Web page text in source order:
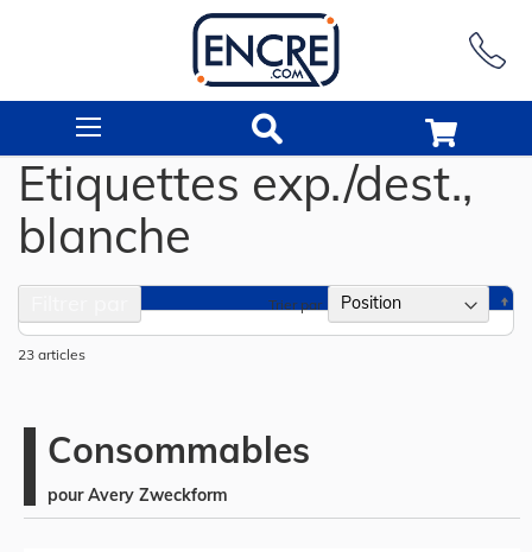
Etiquettes exp./dest.,
blanche
23 articles
Trier par
Consommables
pour Avery Zweckform